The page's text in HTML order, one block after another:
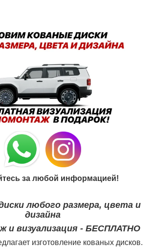
за любой информацией!
любого размера, цвета и
дизайна
и визуализация - БЕСПЛАТНО
изготовление кованых дисков.